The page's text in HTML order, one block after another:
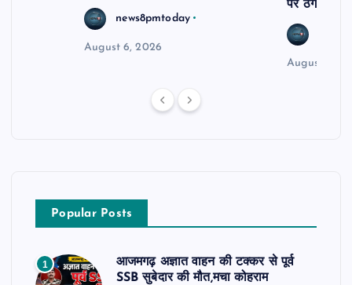
news8pmtoday
August 6, 2026
पर ठगी और
August 6,
Popular Posts
1
आजमगढ़ अज्ञात वाहन की टक्कर से पूर्व
SSB सुबेदार की मौत,मचा कोहराम